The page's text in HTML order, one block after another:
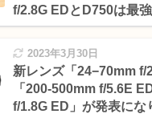
f/2.8G EDとD750は最
2023年3月30日
新レンズ「24−70mm f/
「200-500mm f/5.6E
f/1.8G ED」が発表にな